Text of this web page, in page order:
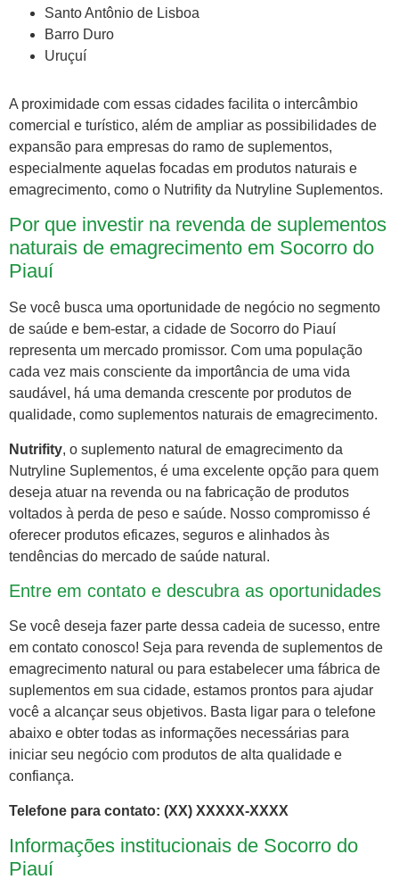
Santo Antônio de Lisboa
Barro Duro
Uruçuí
A proximidade com essas cidades facilita o intercâmbio
comercial e turístico, além de ampliar as possibilidades de
expansão para empresas do ramo de suplementos,
especialmente aquelas focadas em produtos naturais e
emagrecimento, como o Nutrifity da Nutryline Suplementos.
Por que investir na revenda de suplementos
naturais de emagrecimento em Socorro do
Piauí
Se você busca uma oportunidade de negócio no segmento
de saúde e bem-estar, a cidade de Socorro do Piauí
representa um mercado promissor. Com uma população
cada vez mais consciente da importância de uma vida
saudável, há uma demanda crescente por produtos de
qualidade, como suplementos naturais de emagrecimento.
Nutrifity, o suplemento natural de emagrecimento da
Nutryline Suplementos, é uma excelente opção para quem
deseja atuar na revenda ou na fabricação de produtos
voltados à perda de peso e saúde. Nosso compromisso é
oferecer produtos eficazes, seguros e alinhados às
tendências do mercado de saúde natural.
Entre em contato e descubra as oportunidades
Se você deseja fazer parte dessa cadeia de sucesso, entre
em contato conosco! Seja para revenda de suplementos de
emagrecimento natural ou para estabelecer uma fábrica de
suplementos em sua cidade, estamos prontos para ajudar
você a alcançar seus objetivos. Basta ligar para o telefone
abaixo e obter todas as informações necessárias para
iniciar seu negócio com produtos de alta qualidade e
confiança.
Telefone para contato: (XX) XXXXX-XXXX
Informações institucionais de Socorro do
Piauí